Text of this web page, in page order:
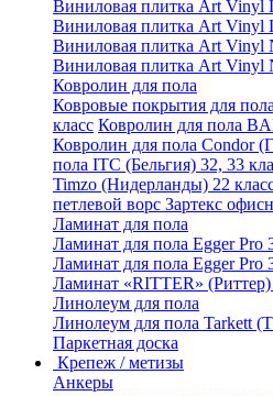
Виниловая плитка Art Vinyl
Виниловая плитка Art Vinyl
Виниловая плитка Art Vinyl
Виниловая плитка Art Vinyl
Ковролин для пола
Ковровые покрытия для
класс Ковролин для пола
Ковролин для пола Condor
пола ITC (Бельгия) 32, 33
Timzo (Нидерланды) 22
петлевой ворс Зартекс
Ламинат для пола
Ламинат для пола Egger Pro
Ламинат для пола Egger Pro
Ламинат «RITTER» (Риттер)
Линолеум для пола
Линолеум для пола Tarkett
Паркетная доска
Крепеж / метизы
Анкеры